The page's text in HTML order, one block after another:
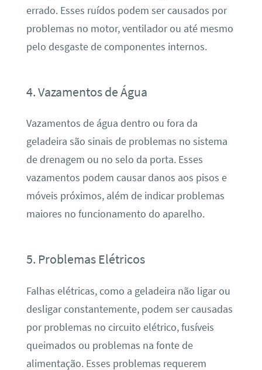
errado. Esses ruídos podem ser causados por
problemas no motor, ventilador ou até mesmo
pelo desgaste de componentes internos.
4. Vazamentos de Água
Vazamentos de água dentro ou fora da
geladeira são sinais de problemas no sistema
de drenagem ou no selo da porta. Esses
vazamentos podem causar danos aos pisos e
móveis próximos, além de indicar problemas
maiores no funcionamento do aparelho.
5. Problemas Elétricos
Falhas elétricas, como a geladeira não ligar ou
desligar constantemente, podem ser causadas
por problemas no circuito elétrico, fusíveis
queimados ou problemas na fonte de
alimentação. Esses problemas requerem